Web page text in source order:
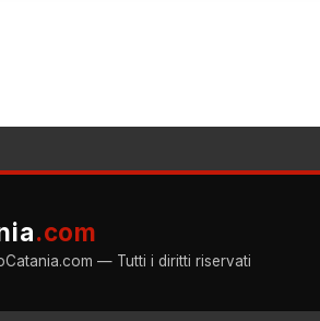
.com
— Tutti i diritti riservati